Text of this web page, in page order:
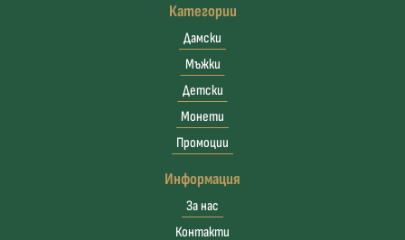
Категории
Дамски
Мъжки
Детски
Монети
Промоции
Информация
За нас
Контакти